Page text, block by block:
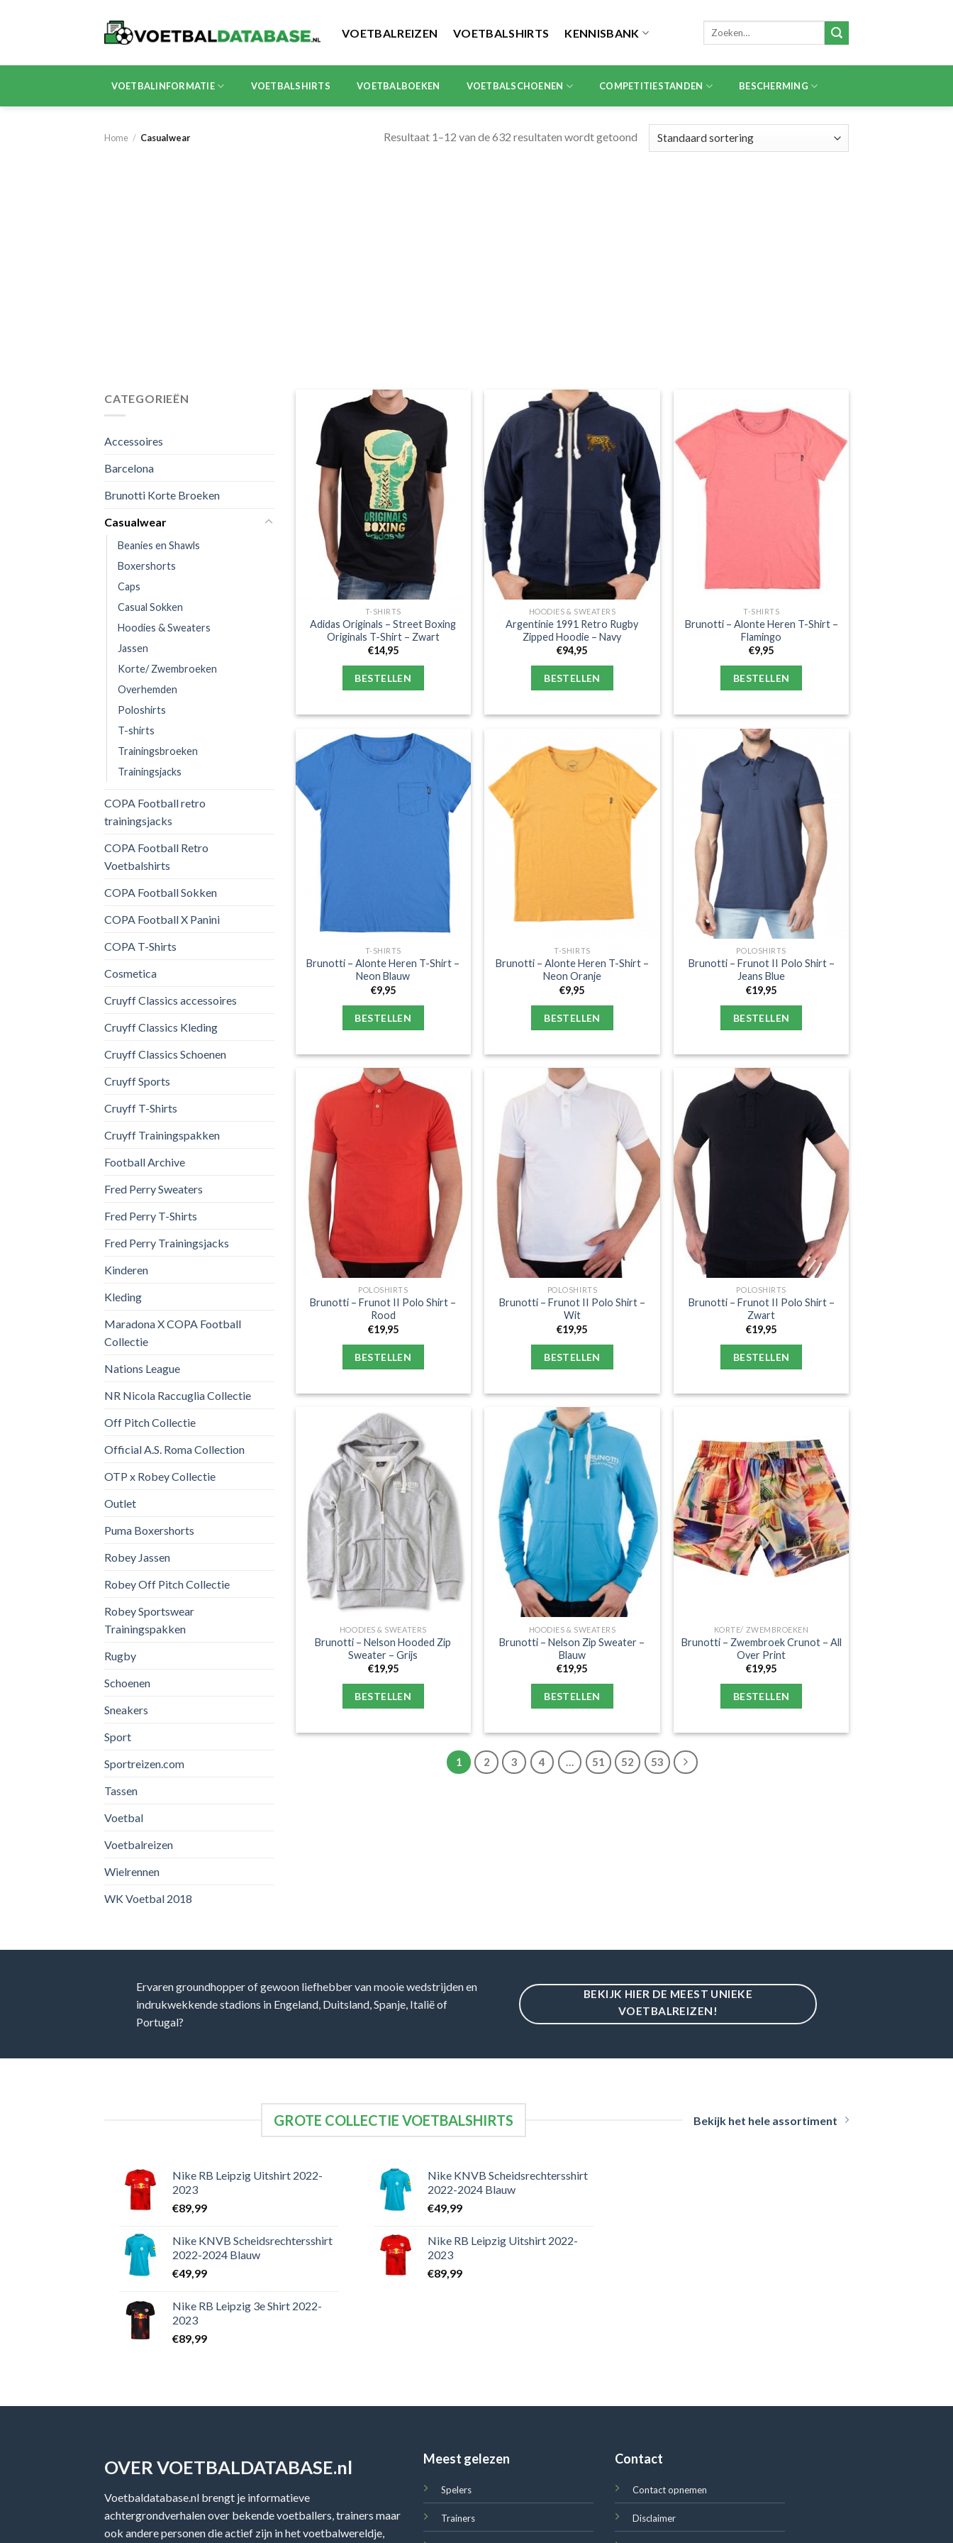
VOETBALREIZEN VOETBALSHIRTS KENNISBANK
Zoeken
VOETBALINFORMATIE VOETBALSHIRTS VOETBALBOEKEN VOETBALSCHOENEN COMPETITIESTANDEN BESCHERMING
Home / Casualwear Resultaat 1–12 van de 632 resultaten wordt getoond
CATEGORIEËN
Accessoires
Barcelona
Brunotti Korte Broeken
Casualwear
Beanies en Shawls
Boxershorts
Caps
Casual Sokken
Hoodies & Sweaters
Jassen
Korte/ Zwembroeken
Overhemden
Poloshirts
T-shirts
Trainingsbroeken
Trainingsjacks
COPA Football retro
trainingsjacks
COPA Football Retro
Voetbalshirts
COPA Football Sokken
COPA Football X Panini
COPA T-Shirts
Cosmetica
Cruyff Classics accessoires
Cruyff Classics Kleding
Cruyff Classics Schoenen
Cruyff Sports
Cruyff T-Shirts
Cruyff Trainingspakken
Football Archive
Fred Perry Sweaters
Fred Perry T-Shirts
Fred Perry Trainingsjacks
Kinderen
Kleding
Maradona X COPA Football
Collectie
Nations League
NR Nicola Raccuglia Collectie
Off Pitch Collectie
Official A.S. Roma Collection
OTP x Robey Collectie
Outlet
Puma Boxershorts
Robey Jassen
Robey Off Pitch Collectie
Robey Sportswear
Trainingspakken
Rugby
Schoenen
Sneakers
Sport
Sportreizen.com
Tassen
Voetbal
Voetbalreizen
Wielrennen
WK Voetbal 2018
T-SHIRTS
Adidas Originals – Street Boxing
Originals T-Shirt – Zwart
€14,95
BESTELLEN
HOODIES & SWEATERS
Argentinie 1991 Retro Rugby
Zipped Hoodie – Navy
€94,95
BESTELLEN
T-SHIRTS
Brunotti – Alonte Heren T-Shirt –
Flamingo
€9,95
BESTELLEN
T-SHIRTS
Brunotti – Alonte Heren T-Shirt –
Neon Blauw
€9,95
BESTELLEN
T-SHIRTS
Brunotti – Alonte Heren T-Shirt –
Neon Oranje
€9,95
BESTELLEN
POLOSHIRTS
Brunotti – Frunot II Polo Shirt –
Jeans Blue
€19,95
BESTELLEN
POLOSHIRTS
Brunotti – Frunot II Polo Shirt –
Rood
€19,95
BESTELLEN
POLOSHIRTS
Brunotti – Frunot II Polo Shirt –
Wit
€19,95
BESTELLEN
POLOSHIRTS
Brunotti – Frunot II Polo Shirt –
Zwart
€19,95
BESTELLEN
HOODIES & SWEATERS
Brunotti – Nelson Hooded Zip
Sweater – Grijs
€19,95
BESTELLEN
HOODIES & SWEATERS
Brunotti – Nelson Zip Sweater –
Blauw
€19,95
BESTELLEN
KORTE/ ZWEMBROEKEN
Brunotti – Zwembroek Crunot – All
Over Print
€19,95
BESTELLEN
1 2 3 4 51 52 53
Ervaren groundhopper of gewoon liefhebber van mooie wedstrijden en
indrukwekkende stadions in Engeland, Duitsland, Spanje, Italië of
Portugal?
BEKIJK HIER DE MEEST UNIEKE
VOETBALREIZEN!
GROTE COLLECTIE VOETBALSHIRTS Bekijk het hele assortiment
Nike RB Leipzig Uitshirt 2022-
2023
€89,99
Nike KNVB Scheidsrechtersshirt
2022-2024 Blauw
€49,99
Nike RB Leipzig 3e Shirt 2022-
2023
€89,99
Nike KNVB Scheidsrechtersshirt
2022-2024 Blauw
€49,99
Nike RB Leipzig Uitshirt 2022-
2023
€89,99
OVER VOETBALDATABASE.nl
Voetbaldatabase.nl brengt je informatieve
achtergrondverhalen over bekende voetballers, trainers maar
ook andere personen die actief zijn in het voetbalwereldje,
Meest gelezen
Spelers
Trainers
Contact
Contact opnemen
Disclaimer